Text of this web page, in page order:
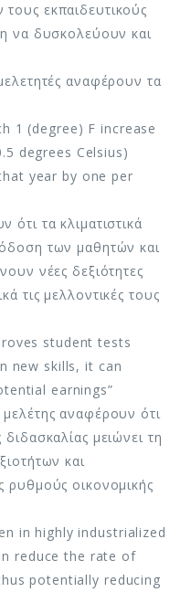
εκπαιδευτικούς
να δυσκολεύουν και
αναφέρουν τα
1 (degree) F increase
degrees Celsius)
year by one per
τα κλιματιστικά
των μαθητών και
νέες δεξιότητες
τις μελλοντικές τους
student tests
new skills, it can
earnings”
αναφέρουν ότι
μειώνει τη
και
ρυθμούς οικονομικής
in highly industrialized
reduce the rate of
potentially reducing